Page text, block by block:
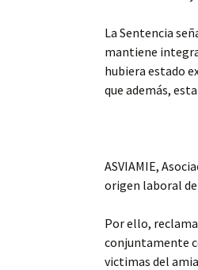
La Sentencia
mantiene integra
hubiera estado
que además,
ASVIAMIE,
origen laboral
Por ello,
conjuntamente
victimas del